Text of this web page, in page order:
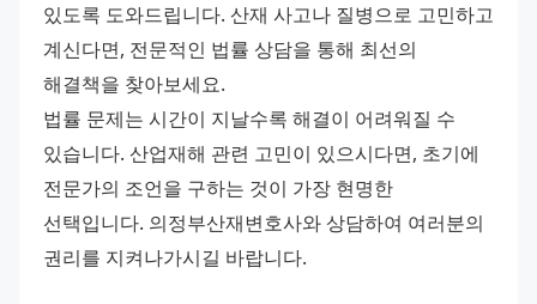
있도록 도와드립니다. 산재 사고나 질병으로 고민하고
계신다면, 전문적인 법률 상담을 통해 최선의
해결책을 찾아보세요.
법률 문제는 시간이 지날수록 해결이 어려워질 수
있습니다. 산업재해 관련 고민이 있으시다면, 초기에
전문가의 조언을 구하는 것이 가장 현명한
선택입니다. 의정부산재변호사와 상담하여 여러분의
권리를 지켜나가시길 바랍니다.